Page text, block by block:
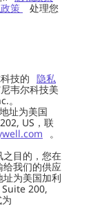
策
处理您
技的 隐私
韦尔科技美
。
址为美国
US，联
。
之目的，您在
给我们的供应
为美国加利
200,